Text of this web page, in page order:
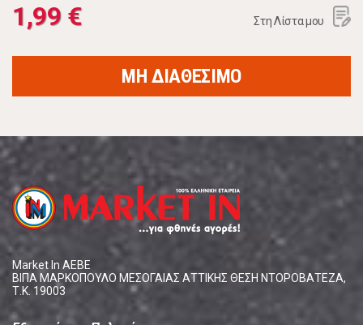
1,99 € Στη Λίστα μου
ΜΗ ΔΙΑΘΕΣΙΜΟ
Market In ΑΕΒΕ
ΒΙΠΑ ΜΑΡΚΟΠΟΥΛΟ ΜΕΣΟΓΑΙΑΣ ΑΤΤΙΚΗΣ ΘΕΣΗ ΝΤΟΡΟΒΑΤΕΖΑ,
Τ.Κ. 19003